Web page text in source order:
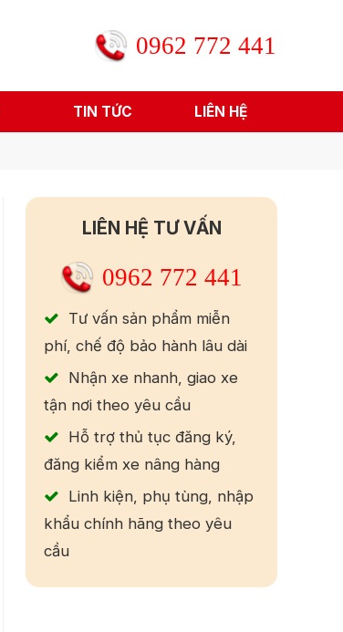
0962 772 441
TIN TỨC LIÊN HỆ
LIÊN HỆ TƯ VẤN
0962 772 441
Tư vấn sản phẩm miễn
phí, chế độ bảo hành lâu dài
Nhận xe nhanh, giao xe
tận nơi theo yêu cầu
Hỗ trợ thủ tục đăng ký,
đăng kiểm xe nâng hàng
Linh kiện, phụ tùng, nhập
khẩu chính hãng theo yêu
cầu